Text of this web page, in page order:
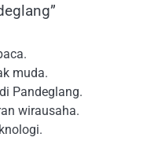
muda.
Pandeglang.
wirausaha.